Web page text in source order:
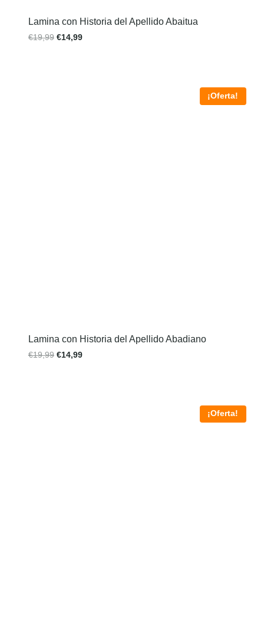
Lamina con Historia del Apellido Abaitua
€19,99 €14,99
¡Oferta!
Lamina con Historia del Apellido Abadiano
€19,99 €14,99
¡Oferta!